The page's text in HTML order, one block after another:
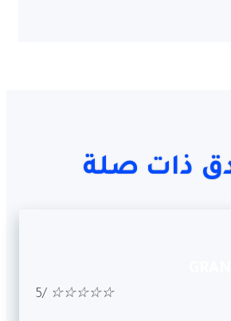
ذات صلة
☆
☆
☆
☆
☆
/5